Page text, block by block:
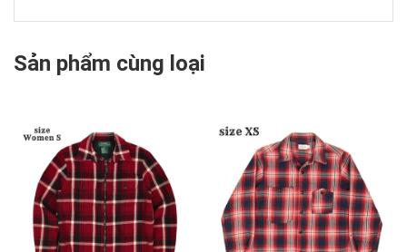
Sản phẩm cùng loại